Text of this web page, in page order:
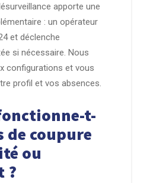
apporte une
: un opérateur
et déclenche
si nécessaire. Nous
configurations et vous
profil et vos absences.
t-
de coupure
ou
?